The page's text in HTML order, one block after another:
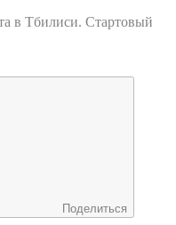
в Тбилиси. Стартовый
Поделиться